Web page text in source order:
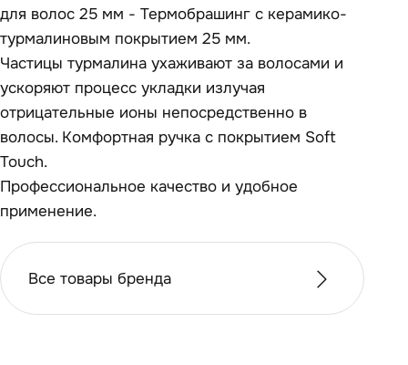
для волос 25 мм - Термобрашинг с керамико-
турмалиновым покрытием 25 мм.
Частицы турмалина ухаживают за волосами и
ускоряют процесс укладки излучая
отрицательные ионы непосредственно в
волосы. Комфортная ручка с покрытием Soft
Touch.
Профессиональное качество и удобное
применение.
Все товары бренда